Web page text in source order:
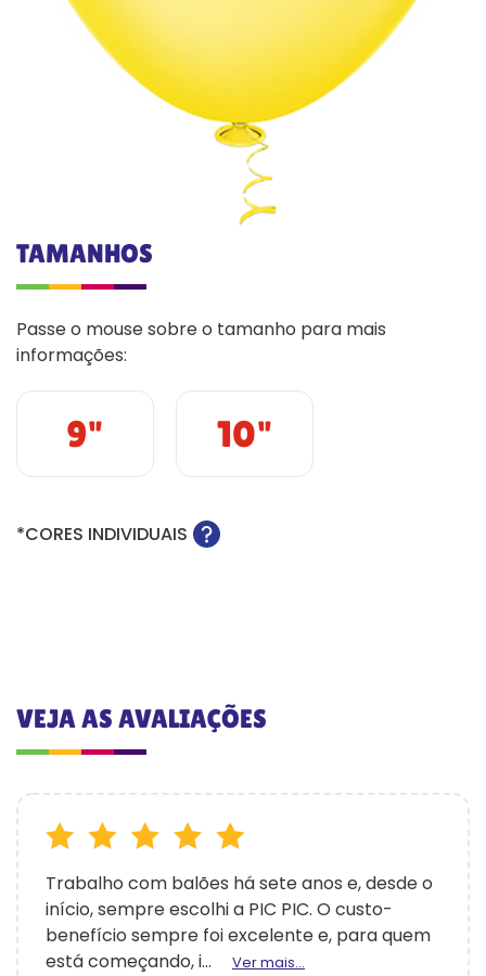
TAMANHOS
Passe o mouse sobre o tamanho para mais
informações:
9" 10"
*CORES INDIVIDUAIS
VEJA AS AVALIAÇÕES
Trabalho com balões há sete anos e, desde o
início, sempre escolhi a PIC PIC. O custo-
benefício sempre foi excelente e, para quem
está começando, i...
Ver mais...